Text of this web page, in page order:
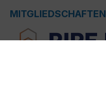
MITGLIEDSCHAFTEN